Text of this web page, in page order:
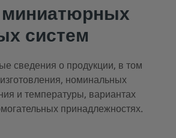
миниатюрных
систем
сведения о продукции, в том
номинальных
и температуры, вариантах
принадлежностях.